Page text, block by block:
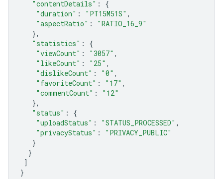
"contentDetails" :
{
"duration" : "PT15M51S" ,
"aspectRatio" :
"RATIO_16_9"
},
"statistics" :
{
"viewCount" : "3057" ,
"likeCount" : "25" ,
"dislikeCount" : "0" ,
"favoriteCount" : "17" ,
"commentCount" :
"12"
},
"status" :
{
"uploadStatus" : "STATUS_PROCESSED" ,
"privacyStatus" :
"PRIVACY_PUBLIC"
}
}
]
}